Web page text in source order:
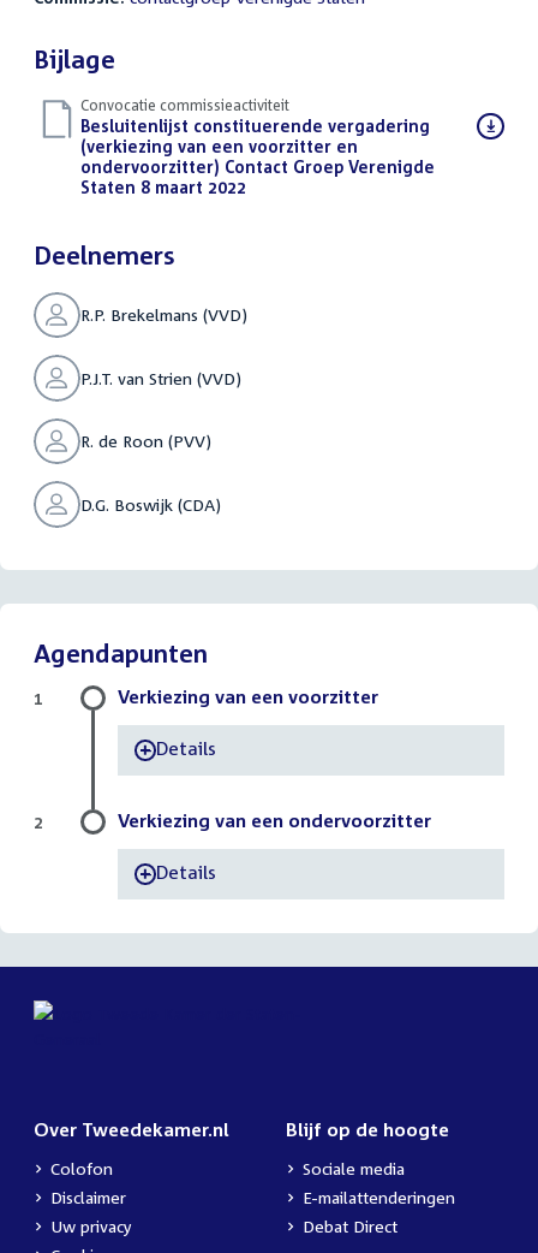
Bijlage
Convocatie commissieactiviteit
Download
bestand:
Besluitenlijst constituerende vergadering
(verkiezing van een voorzitter en
ondervoorzitter) Contact Groep Verenigde
Staten 8 maart 2022
Deelnemers
R.P. Brekelmans (VVD)
P.J.T. van Strien (VVD)
R. de Roon (PVV)
D.G. Boswijk (CDA)
Agendapunten
Verkiezing van een voorzitter
-Details
1
Verkiezing van een ondervoorzitter
-Details
2
Over Tweedekamer.nl
Colofon
Disclaimer
Uw privacy
Blijf op de hoogte
Sociale media
E-mailattenderingen
Debat Direct